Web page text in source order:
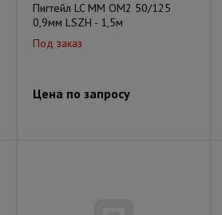
Пигтейл LC MM OM2 50/125
0,9мм LSZH - 1,5м
Под заказ
Цена по запросу